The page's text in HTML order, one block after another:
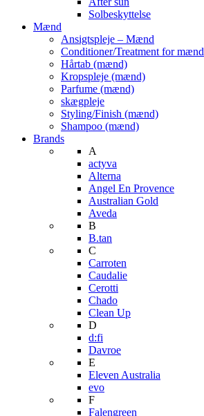
Solbeskyttelse
Mænd
Ansigtspleje – Mænd
Conditioner/Treatment for mænd
Hårtab (mænd)
Kropspleje (mænd)
Parfume (mænd)
skægpleje
Styling/Finish (mænd)
Shampoo (mænd)
Brands
A
actyva
Alterna
Angel En Provence
Australian Gold
Aveda
B
B.tan
C
Carroten
Caudalie
Cerotti
Chado
Clean Up
D
d:fi
Davroe
E
Eleven Australia
evo
F
Falengreen